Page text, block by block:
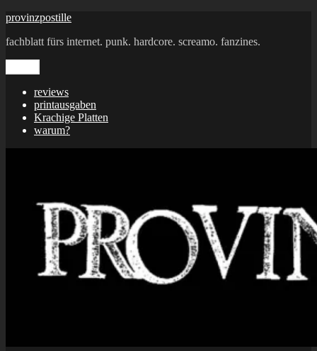
Zum
springen
provinzpostille
fachblatt fürs internet. punk. hardcore. screamo. fanzines.
reviews
printausgaben
Krachige Platten
warum?